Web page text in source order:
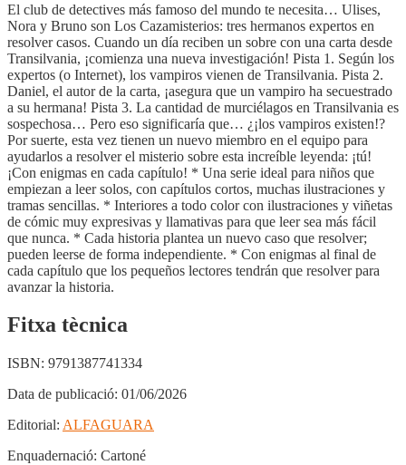
El club de detectives más famoso del mundo te necesita… Ulises,
Nora y Bruno son Los Cazamisterios: tres hermanos expertos en
resolver casos. Cuando un día reciben un sobre con una carta desde
Transilvania, ¡comienza una nueva investigación! Pista 1. Según los
expertos (o Internet), los vampiros vienen de Transilvania. Pista 2.
Daniel, el autor de la carta, ¡asegura que un vampiro ha secuestrado
a su hermana! Pista 3. La cantidad de murciélagos en Transilvania es
sospechosa… Pero eso significaría que… ¿¡los vampiros existen!?
Por suerte, esta vez tienen un nuevo miembro en el equipo para
ayudarlos a resolver el misterio sobre esta increíble leyenda: ¡tú!
¡Con enigmas en cada capítulo! * Una serie ideal para niños que
empiezan a leer solos, con capítulos cortos, muchas ilustraciones y
tramas sencillas. * Interiores a todo color con ilustraciones y viñetas
de cómic muy expresivas y llamativas para que leer sea más fácil
que nunca. * Cada historia plantea un nuevo caso que resolver;
pueden leerse de forma independiente. * Con enigmas al final de
cada capítulo que los pequeños lectores tendrán que resolver para
avanzar la historia.
Fitxa tècnica
ISBN: 9791387741334
Data de publicació: 01/06/2026
Editorial: ALFAGUARA
Enquadernació: Cartoné